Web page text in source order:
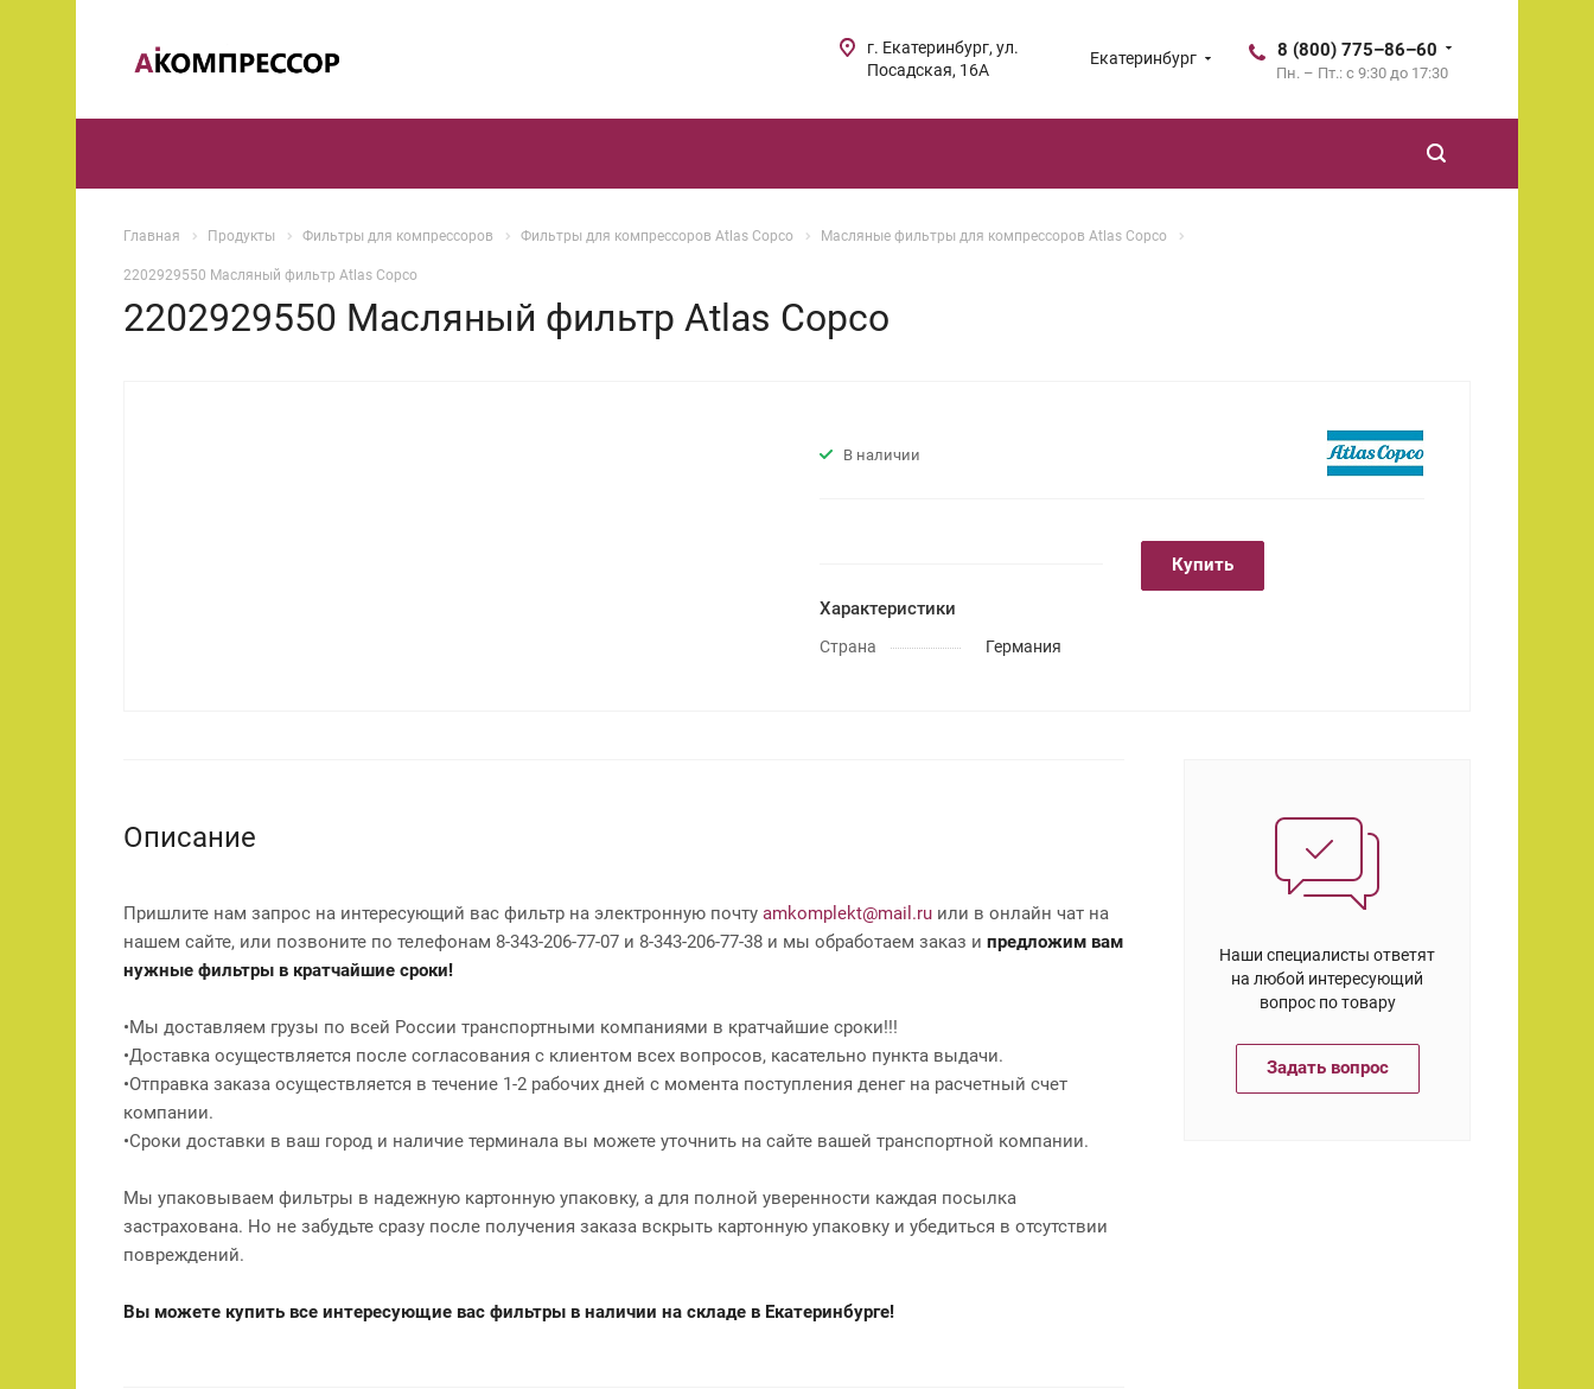
Екатеринбург 8 (800) 775–86–60
Пн. – Пт.: с 9:30 до 17:30
г. Екатеринбург, ул.
Посадская, 16А
Главная Продукты Фильтры для компрессоров Фильтры для компрессоров Atlas Copco Масляные фильтры для компрессоров Atlas Copco
2202929550 Масляный фильтр Atlas Copco
2202929550 Масляный фильтр Atlas Copco
В наличии
Характеристики
Страна Германия
Купить
Описание
Пришлите нам запрос на интересующий вас фильтр на электронную почту amkomplekt@mail.ru или в онлайн чат на
нашем сайте, или позвоните по телефонам 8-343-206-77-07 и 8-343-206-77-38 и мы обработаем заказ и предложим вам
нужные фильтры в кратчайшие сроки!
•Мы доставляем грузы по всей России транспортными компаниями в кратчайшие сроки!!!
•Доставка осуществляется после согласования с клиентом всех вопросов, касательно пункта выдачи.
•Отправка заказа осуществляется в течение 1-2 рабочих дней с момента поступления денег на расчетный счет
компании.
•Сроки доставки в ваш город и наличие терминала вы можете уточнить на сайте вашей транспортной компании.
Мы упаковываем фильтры в надежную картонную упаковку, а для полной уверенности каждая посылка
застрахована. Но не забудьте сразу после получения заказа вскрыть картонную упаковку и убедиться в отсутствии
повреждений.
Вы можете купить все интересующие вас фильтры в наличии на складе в Екатеринбурге!
Наши специалисты ответят
на любой интересующий
вопрос по товару
Задать вопрос